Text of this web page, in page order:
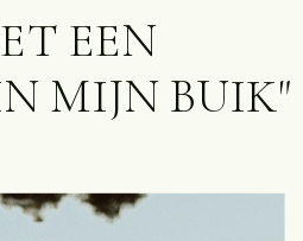
EEN
MIJN BUIK"